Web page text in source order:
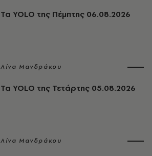
Τα YOLO της Πέμπτης 06.08.2026
Λίνα Μανδράκου
Τα YOLO της Τετάρτης 05.08.2026
Λίνα Μανδράκου